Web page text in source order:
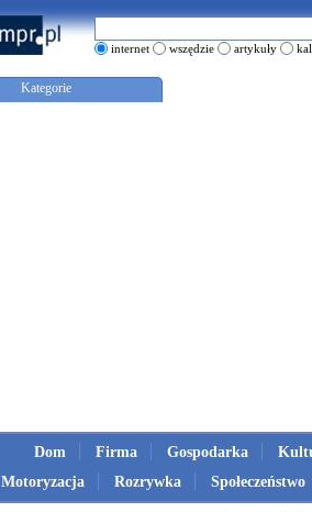
internet wszędzie artykuły
Kategorie
Dom Firma Gospodarka
Motoryzacja
Rozrywka Społeczeństwo